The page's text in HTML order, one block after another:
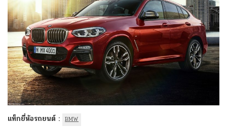
แท็กยี่ห้อรถยนต์ : BMW